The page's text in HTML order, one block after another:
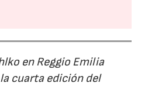
en Reggio Emilia
cuarta edición del